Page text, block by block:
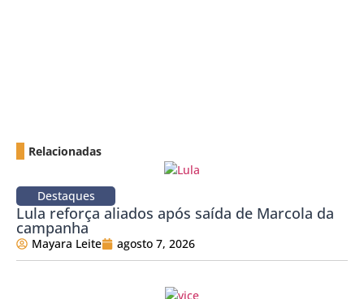
Relacionadas
Destaques
Lula reforça aliados após saída de Marcola da
campanha
Mayara Leite agosto 7, 2026